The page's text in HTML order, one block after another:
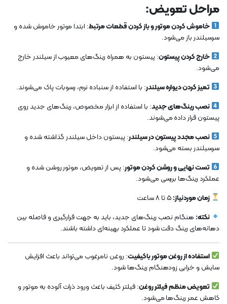
مراحل تعویض:
خاموش کردن موتور و باز کردن قطعات مرتبط: ابتدا موتور خاموش شده و
سرسیلندر باز می‌شود.
خارج کردن پیستون: پیستون به همراه رینگ‌های معیوب از سیلندر خارج
می‌شود.
تمیز کردن دیواره سیلندر: با استفاده از سنباده نرم، رسوبات پاک می‌شوند.
نصب رینگ‌های جدید: با استفاده از ابزار مخصوص، رینگ‌های جدید روی
پیستون قرار داده می‌شوند.
نصب مجدد پیستون در سیلندر: پیستون داخل سیلندر گذاشته شده و
سرسیلندر بسته می‌شود.
تست نهایی و روشن کردن موتور: پس از تعویض، موتور روشن شده و
عملکرد رینگ‌ها بررسی می‌شود.
زمان موردنیاز:5 تا 8 ساعت
نکته: هنگام نصب رینگ‌های جدید، باید به جهت قرارگیری و فاصله بین
دهانه‌های رینگ دقت شود تا عملکرد بهینه‌ای داشته باشند.
استفاده از روغن موتور باکیفیت: روغن نامرغوب می‌تواند باعث افزایش
سایش و خرابی زودهنگام رینگ‌ها شود.
تعویض منظم فیلتر روغن: فیلتر کثیف باعث ورود ذرات آلوده به موتور و
کاهش عمر رینگ‌ها می‌شود.